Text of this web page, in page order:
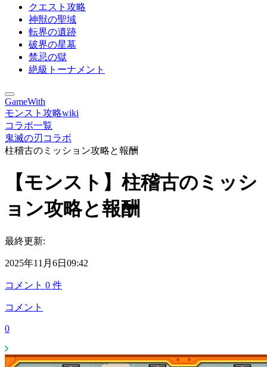
クエスト攻略
神獣の聖域
転界の遺跡
破界の星墓
禁忌の獄
絶級トーナメント
GameWith
モンスト攻略wiki
コラボ一覧
鬼滅の刃コラボ
柱稽古のミッション攻略と報酬
【モンスト】柱稽古のミッシ
ョン攻略と報酬
最終更新:
2025年11月6日09:42
コメント 0 件
コメント
0